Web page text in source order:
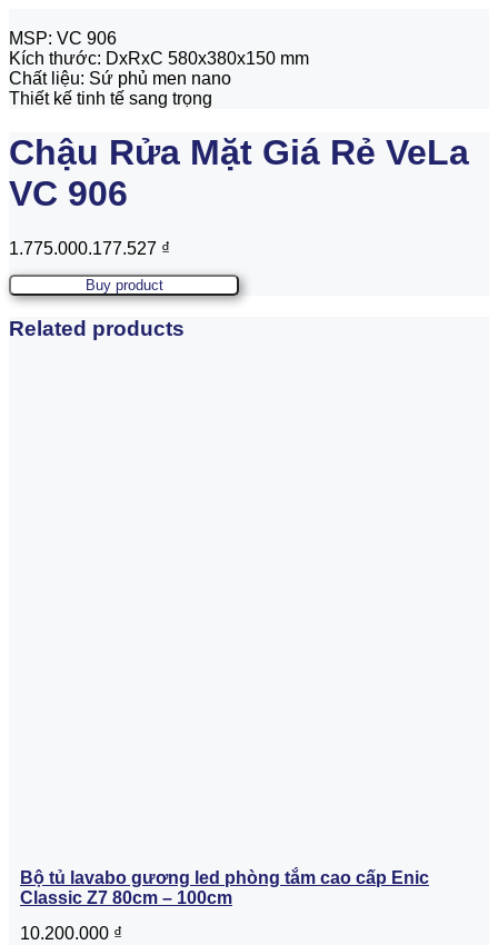
MSP: VC 906
Kích thước: DxRxC 580x380x150 mm
Chất liệu: Sứ phủ men nano
Thiết kế tinh tế sang trọng
Chậu Rửa Mặt Giá Rẻ VeLa
VC 906
1.775.000.177.527 ₫
Buy product
Related products
Bộ tủ lavabo gương led phòng tắm cao cấp Enic
Classic Z7 80cm – 100cm
10.200.000 ₫